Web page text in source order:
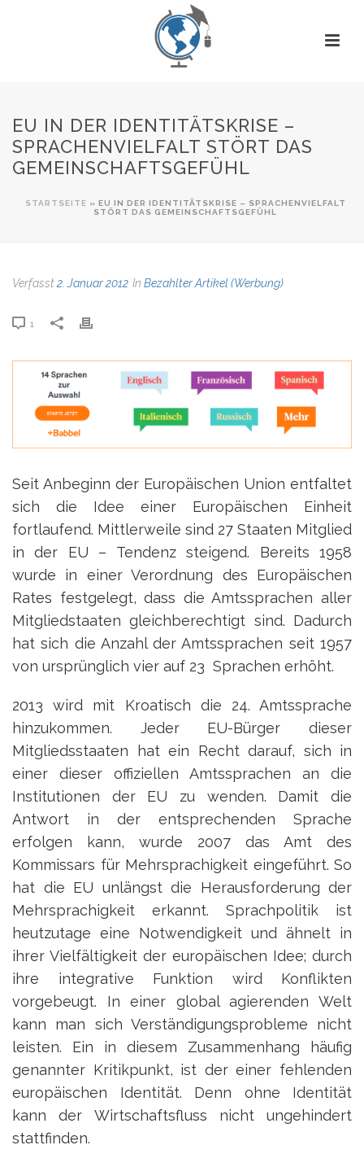
EU IN DER IDENTITÄTSKRISE –
SPRACHENVIELFALT STÖRT DAS
GEMEINSCHAFTSGEFÜHL
STARTSEITE » EU IN DER IDENTITÄTSKRISE – SPRACHENVIELFALT
STÖRT DAS GEMEINSCHAFTSGEFÜHL
Verfasst2. Januar 2012 In Bezahlter Artikel (Werbung)
1
Seit Anbeginn der Europäischen Union entfaltet
sich die Idee einer Europäischen Einheit
fortlaufend. Mittlerweile sind 27 Staaten Mitglied
in der EU – Tendenz steigend. Bereits 1958
wurde in einer Verordnung des Europäischen
Rates festgelegt, dass die Amtssprachen aller
Mitgliedstaaten gleichberechtigt sind. Dadurch
hat sich die Anzahl der Amtssprachen seit 1957
von ursprünglich vier auf 23 Sprachen erhöht.
2013 wird mit Kroatisch die 24. Amtssprache
hinzukommen. Jeder EU-Bürger dieser
Mitgliedsstaaten hat ein Recht darauf, sich in
einer dieser offiziellen Amtssprachen an die
Institutionen der EU zu wenden. Damit die
Antwort in der entsprechenden Sprache
erfolgen kann, wurde 2007 das Amt des
Kommissars für Mehrsprachigkeit eingeführt. So
hat die EU unlängst die Herausforderung der
Mehrsprachigkeit erkannt. Sprachpolitik ist
heutzutage eine Notwendigkeit und ähnelt in
ihrer Vielfältigkeit der europäischen Idee; durch
ihre integrative Funktion wird Konflikten
vorgebeugt. In einer global agierenden Welt
kann man sich Verständigungsprobleme nicht
leisten. Ein in diesem Zusammenhang häufig
genannter Kritikpunkt, ist der einer fehlenden
europäischen Identität. Denn ohne Identität
kann der Wirtschaftsfluss nicht ungehindert
stattfinden.